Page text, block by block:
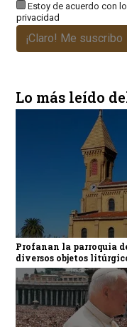
Estoy de acuerdo con
privacidad
¡Claro! Me suscribo
Lo más leído
Profanan la parroquia
diversos objetos